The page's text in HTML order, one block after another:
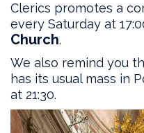
Clerics promotes a
every Saturday at
Church.
We also remind you
has its usual mass in
at 21:30.